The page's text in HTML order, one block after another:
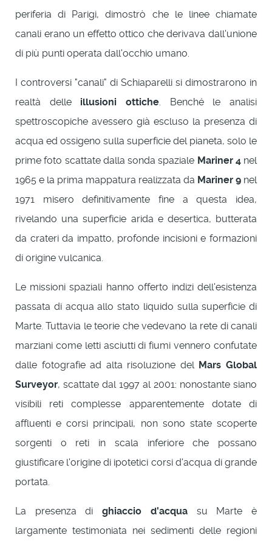
periferia di Parigi, dimostrò che le linee chiamate
canali erano un effetto ottico che derivava dall'unione
di più punti operata dall'occhio umano.
I controversi "canali" di Schiaparelli si dimostrarono in
realtà delle illusioni ottiche. Benché le analisi
spettroscopiche avessero già escluso la presenza di
acqua ed ossigeno sulla superficie del pianeta, solo le
prime foto scattate dalla sonda spaziale Mariner 4nel
1965 e la prima mappatura realizzata da Mariner 9 nel
1971 misero definitivamente fine a questa idea,
rivelando una superficie arida e desertica, butterata
da crateri da impatto, profonde incisioni e formazioni
di origine vulcanica.
Le missioni spaziali hanno offerto indizi dell'esistenza
passata di acqua allo stato liquido sulla superficie di
Marte. Tuttavia le teorie che vedevano la rete di canali
marziani come letti asciutti di fiumi vennero confutate
dalle fotografie ad alta risoluzione del Mars Global
Surveyor, scattate dal 1997 al 2001: nonostante siano
visibili reti complesse apparentemente dotate di
affluenti e corsi principali, non sono state scoperte
sorgenti o reti in scala inferiore che possano
giustificare l'origine di ipotetici corsi d'acqua di grande
portata.
La presenza dighiaccio d'acquasu Marte è
largamente testimoniata nei sedimenti delle regioni